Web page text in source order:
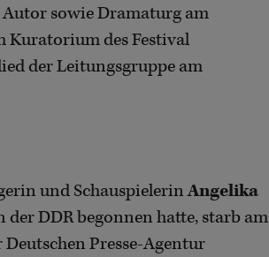
Autor sowie Dramaturg am
Kuratorium des Festival
der Leitungsgruppe am
und SchauspielerinAngelika
DDR begonnen hatte, starb am
Presse-Agentur